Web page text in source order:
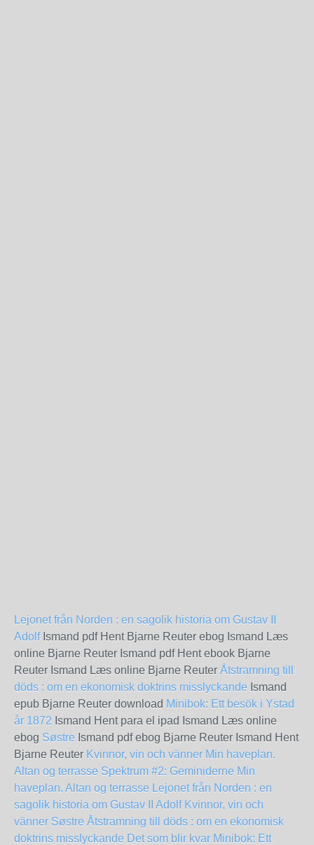
Lejonet från Norden : en sagolik historia om Gustav II
AdolfIsmand pdf Hent Bjarne Reuter ebog Ismand Læs
online Bjarne Reuter Ismand pdf Hent ebook Bjarne
Reuter Ismand Læs online Bjarne Reuter Åtstramning till
döds : om en ekonomisk doktrins misslyckande Ismand
epub Bjarne Reuter download Minibok: Ett besök i Ystad
år 1872 Ismand Hent para el ipad Ismand Læs online
ebog Søstre Ismand pdf ebog Bjarne Reuter Ismand Hent
Bjarne Reuter Kvinnor, vin och vänner Min haveplan.
Altan og terrasse Spektrum #2: Geminiderne Min
haveplan. Altan og terrasse Lejonet från Norden : en
sagolik historia om Gustav II Adolf Kvinnor, vin och
vänner Søstre Åtstramning till döds : om en ekonomisk
doktrins misslyckande Det som blir kvar Minibok: Ett